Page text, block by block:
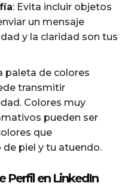
: Evita incluir objetos
un mensaje
y la claridad son tus
paleta de colores
transmitir
Colores muy
pueden ser
que
piel y tu atuendo.
Perfil en LinkedIn